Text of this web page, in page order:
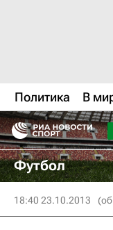
Политика В
Футбол
18:40 23.10.2013